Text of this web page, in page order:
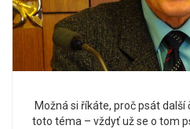
Možná si říkáte, proč psát další
toto téma – vždyť už se o tom